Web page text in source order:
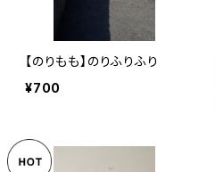
【のりもも】のりふりふり
¥700